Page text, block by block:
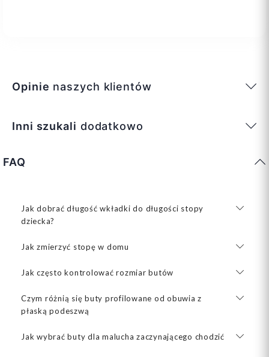
Opinie naszych klientów
Inni szukali dodatkowo
FAQ
Jak dobrać długość wkładki do długości stopy
dziecka?
Jak zmierzyć stopę w domu
Jak często kontrolować rozmiar butów
Czym różnią się buty profilowane od obuwia z
płaską podeszwą
Jak wybrać buty dla malucha zaczynającego chodzić